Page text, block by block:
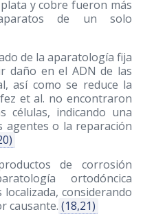
y cobre fueron más
de un solo
de la aparatología fija
daño en el ADN de las
así como se reduce la
et al. no encontraron
células, indicando una
agentes o la reparación
de corrosión
ortodóncica
considerando
causante. (18,21)